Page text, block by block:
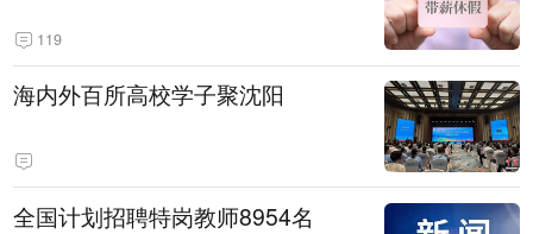
119
海内外百所高校学子聚沈阳
全国计划招聘特岗教师8954名